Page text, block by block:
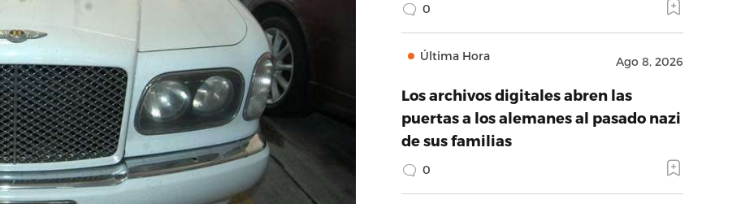
0
Última Hora Ago 8, 2026
Los archivos digitales abren las
puertas a los alemanes al pasado nazi
de sus familias
0